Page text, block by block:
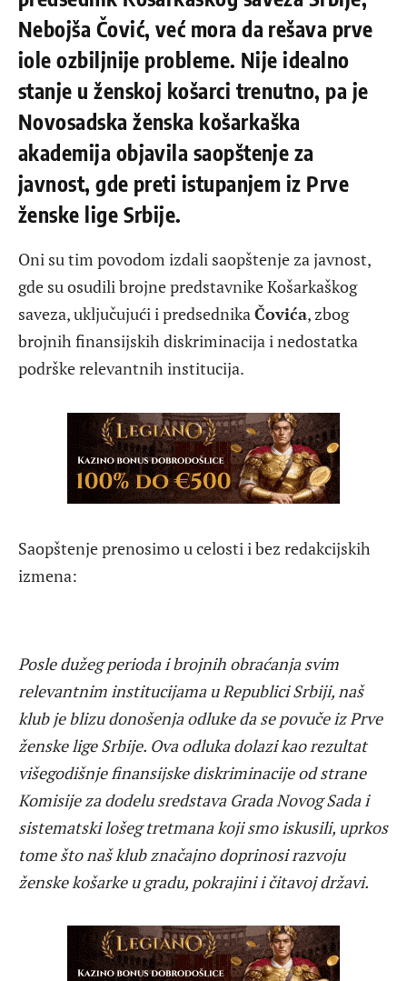
Nebojša Čović, već mora da rešava prve
iole ozbiljnije probleme. Nije idealno
stanje u ženskoj košarci trenutno, pa je
Novosadska ženska košarkaška
akademija objavila saopštenje za
javnost, gde preti istupanjem iz Prve
ženske lige Srbije.
Oni su tim povodom izdali saopštenje za javnost,
gde su osudili brojne predstavnike Košarkaškog
saveza, uključujući i predsednikaČovića, zbog
brojnih finansijskih diskriminacija i nedostatka
podrške relevantnih institucija.
Saopštenje prenosimo u celosti i bez redakcijskih
izmena:
Posle dužeg perioda i brojnih obraćanja svim
relevantnim institucijama u Republici Srbiji, naš
klub je blizu donošenja odluke da se povuče iz Prve
ženske lige Srbije. Ova odluka dolazi kao rezultat
višegodišnje finansijske diskriminacije od strane
Komisije za dodelu sredstava Grada Novog Sada i
sistematski lošeg tretmana koji smo iskusili, uprkos
tome što naš klub značajno doprinosi razvoju
ženske košarke u gradu, pokrajini i čitavoj državi.